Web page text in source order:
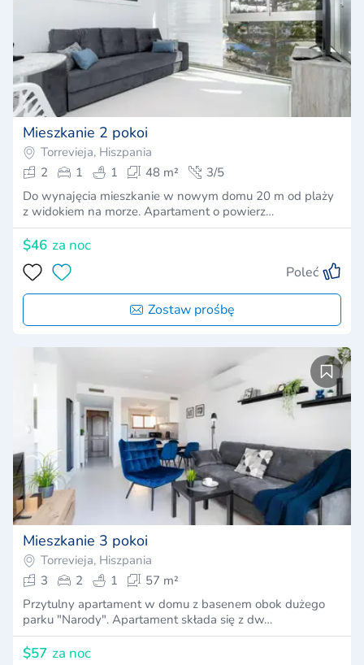
Mieszkanie 2 pokoi
Torrevieja, Hiszpania
2
1 1 48 m²
3/5
Do wynajęcia mieszkanie w nowym domu 20 m od plaży
z widokiem na morze. Apartament o powierz…
$46 za noc
Poleć
Zostaw prośbę
Mieszkanie 3 pokoi
Torrevieja, Hiszpania
3
2 1
57 m²
Przytulny apartament w domu z basenem obok dużego
parku "Narody". Apartament składa się z dw…
$57 za noc